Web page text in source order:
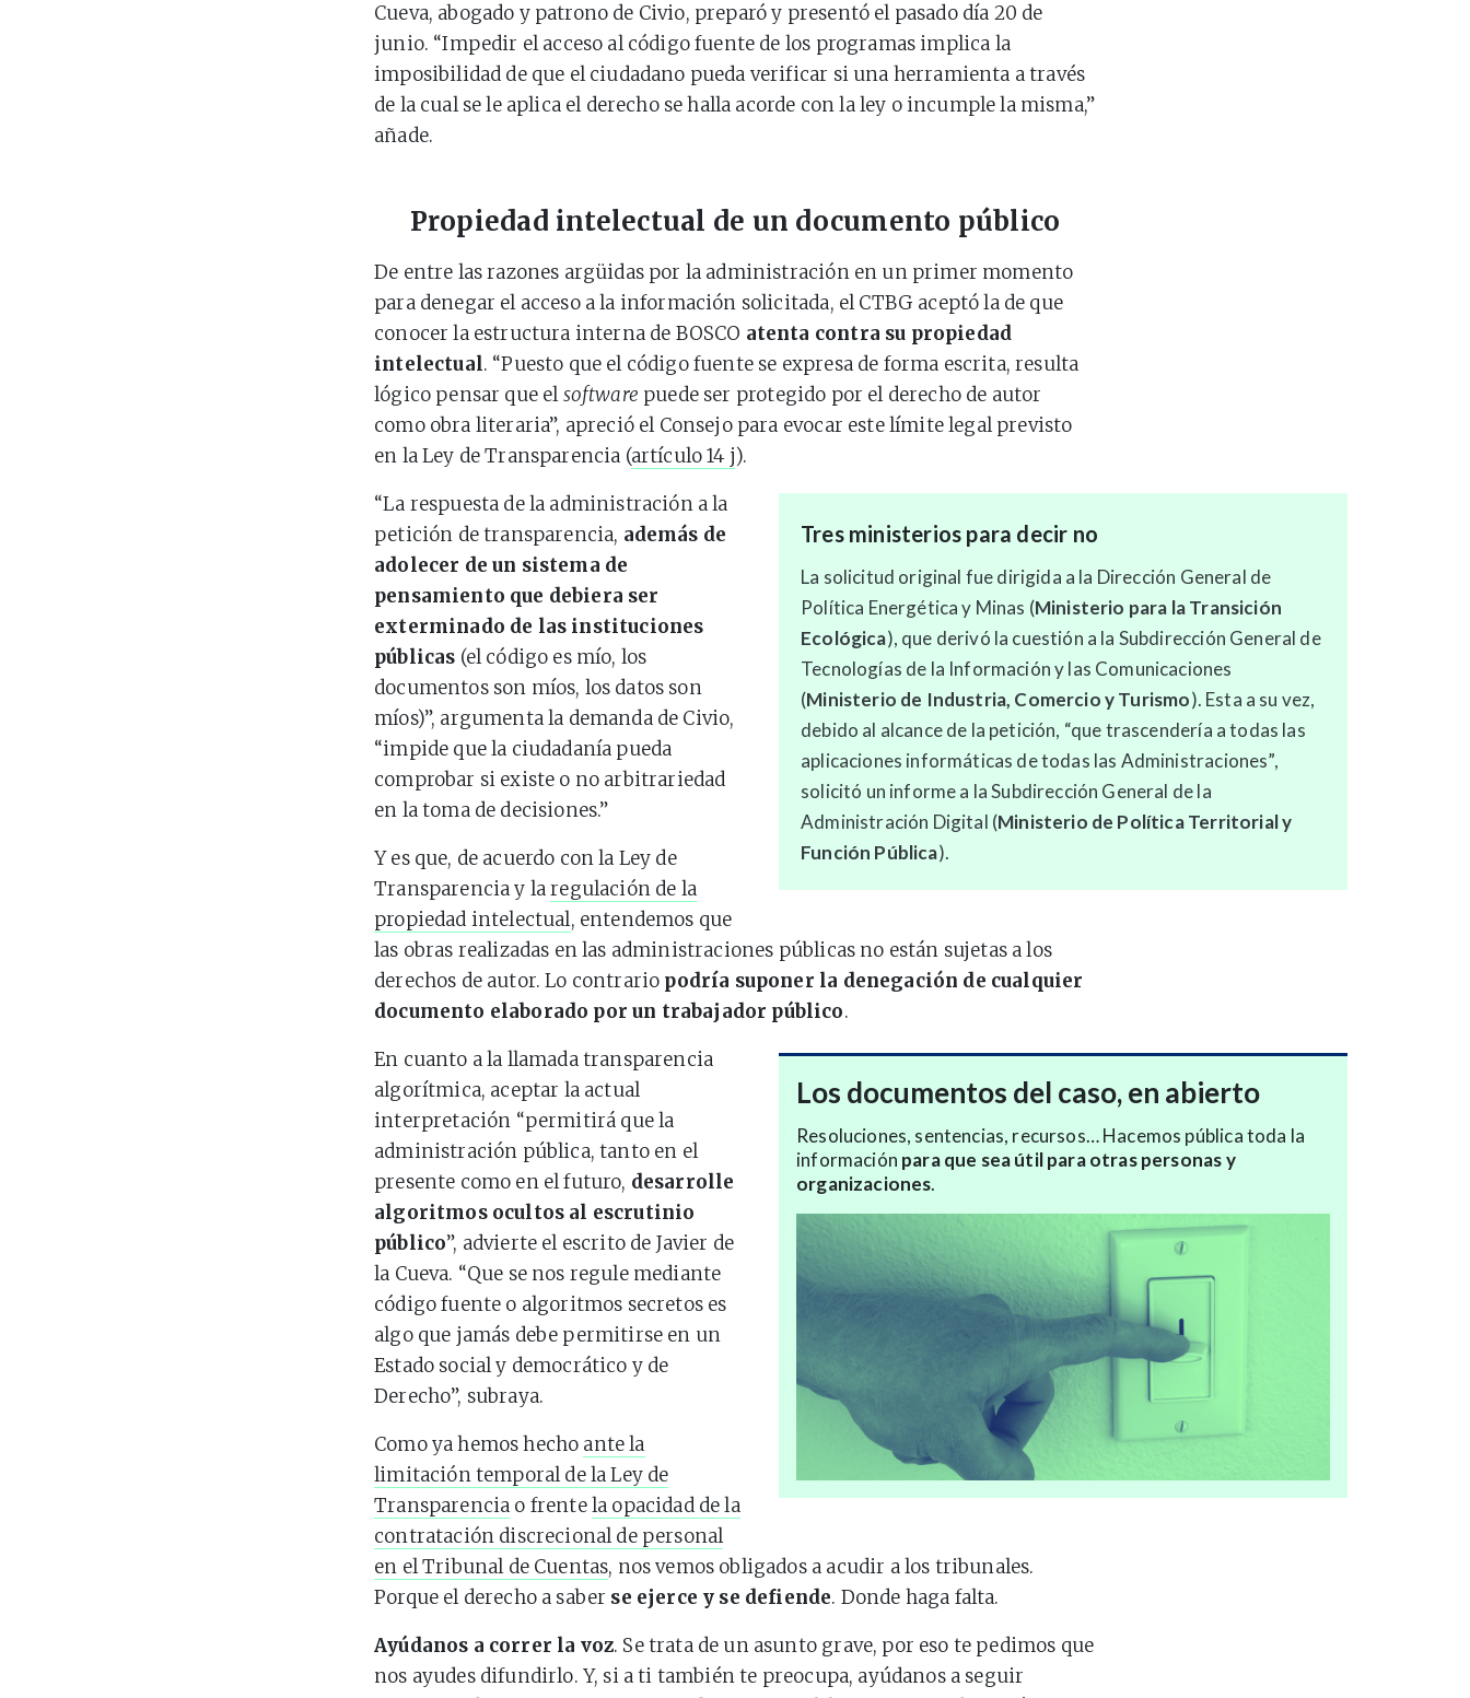
Cueva, abogado y patrono de Civio, preparó y presentó el pasado día 20 de
junio. “Impedir el acceso al código fuente de los programas implica la
imposibilidad de que el ciudadano pueda verificar si una herramienta a través
de la cual se le aplica el derecho se halla acorde con la ley o incumple la misma,”
añade.
Propiedad intelectual de un documento público
De entre las razones argüidas por la administración en un primer momento
para denegar el acceso a la información solicitada, el CTBG aceptó la de que
conocer la estructura interna de BOSCO atenta contra su propiedad
intelectual. “Puesto que el código fuente se expresa de forma escrita, resulta
lógico pensar que elsoftware puede ser protegido por el derecho de autor
como obra literaria”, apreció el Consejo para evocar este límite legal previsto
en la Ley de Transparencia (artículo 14 j).
Tres ministerios para decir no
La solicitud original fue dirigida a la Dirección General de
Política Energética y Minas (Ministerio para la Transición
Ecológica), que derivó la cuestión a la Subdirección General de
Tecnologías de la Información y las Comunicaciones
(Ministerio de Industria, Comercio y Turismo). Esta a su vez,
debido al alcance de la petición, “que trascendería a todas las
aplicaciones informáticas de todas las Administraciones”,
solicitó un informe a la Subdirección General de la
Administración Digital (Ministerio de Política Territorial y
Función Pública).
“La respuesta de la administración a la
petición de transparencia, además de
adolecer de un sistema de
pensamiento que debiera ser
exterminado de las instituciones
públicas (el código es mío, los
documentos son míos, los datos son
míos)”, argumenta la demanda de Civio,
“impide que la ciudadanía pueda
comprobar si existe o no arbitrariedad
en la toma de decisiones.”
Y es que, de acuerdo con la Ley de
Transparencia y laregulación de la
propiedad intelectual, entendemos que
las obras realizadas en las administraciones públicas no están sujetas a los
derechos de autor. Lo contrario podría suponer la denegación de cualquier
documento elaborado por un trabajador público.
Los documentos del caso, en abierto
Resoluciones, sentencias, recursos… Hacemos pública toda la
información para que sea útil para otras personas y
organizaciones.
En cuanto a la llamada transparencia
algorítmica, aceptar la actual
interpretación “permitirá que la
administración pública, tanto en el
presente como en el futuro, desarrolle
algoritmos ocultos al escrutinio
público”, advierte el escrito de Javier de
la Cueva. “Que se nos regule mediante
código fuente o algoritmos secretos es
algo que jamás debe permitirse en un
Estado social y democrático y de
Derecho”, subraya.
Como ya hemos hecho ante la
limitación temporal de la Ley de
Transparencia o frentela opacidad de la
contratación discrecional de personal
en el Tribunal de Cuentas, nos vemos obligados a acudir a los tribunales.
Porque el derecho a saber se ejerce y se defiende. Donde haga falta.
Ayúdanos a correr la voz. Se trata de un asunto grave, por eso te pedimos que
nos ayudes difundirlo. Y, si a ti también te preocupa, ayúdanos a seguir